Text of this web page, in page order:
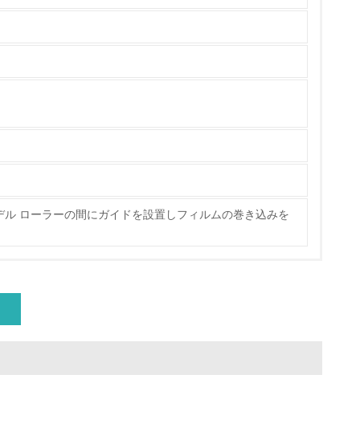
計画を立てている
ローラーの間にガイドを設置しフィルムの巻き込みを